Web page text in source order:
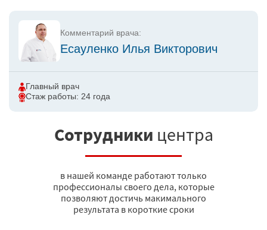
Комментарий врача:
Есауленко Илья Викторович
Главный врач
Стаж работы: 24 года
Сотрудники центра
в нашей команде работают только
профессионалы своего дела, которые
позволяют достичь макимального
результата в короткие сроки